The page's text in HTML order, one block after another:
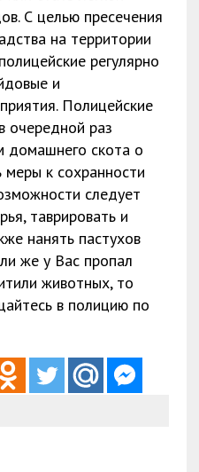
С целью пресечения
на территории
регулярно
и
Полицейские
очередной раз
домашнего скота о
к сохранности
следует
таврировать и
нанять пастухов
же у Вас пропал
животных, то
в полицию по